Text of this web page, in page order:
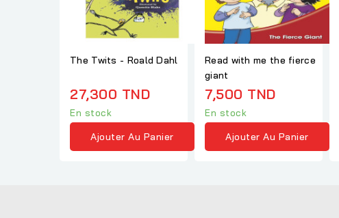
The Twits - Roald Dahl
27,300 TND
En stock
Ajouter Au Panier
Read with me the fierce
giant
7,500 TND
En stock
Ajouter Au Panier